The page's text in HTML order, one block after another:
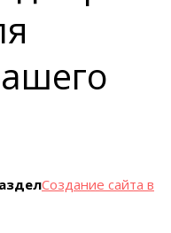
Создание сайта в